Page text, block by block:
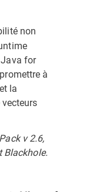
non
for
à
la
v 2.6,
Blackhole.